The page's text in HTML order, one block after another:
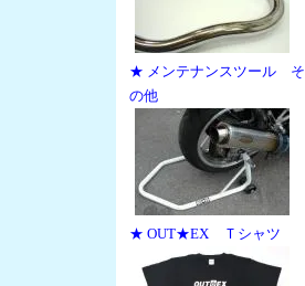
★ メンテナンスツール そ
の他
★ OUT★EX Ｔシャツ